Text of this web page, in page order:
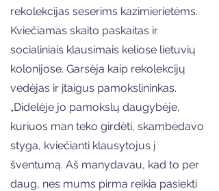
rekolekcijas seserims kazimierietėms.
Kviečiamas skaito paskaitas ir
socialiniais klausimais keliose lietuvių
kolonijose. Garsėja kaip rekolekcijų
vedėjas ir įtaigus pamokslininkas.
„Didelėje jo pamokslų daugybėje,
kuriuos man teko girdėti, skambėdavo
styga, kviečianti klausytojus į
šventumą. Aš manydavau, kad to per
daug, nes mums pirma reikia pasiekti